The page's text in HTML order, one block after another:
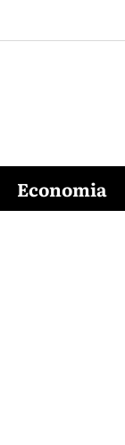
Economia